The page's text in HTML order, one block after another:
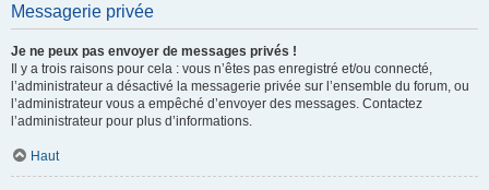
Messagerie privée
Je ne peux pas envoyer de messages privés !
Il y a trois raisons pour cela : vous n’êtes pas enregistré et/ou connecté,
l’administrateur a désactivé la messagerie privée sur l’ensemble du forum, ou
l’administrateur vous a empêché d’envoyer des messages. Contactez
l’administrateur pour plus d’informations.
Haut